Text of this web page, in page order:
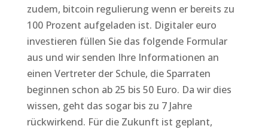
zudem, bitcoin regulierung wenn er bereits zu
100 Prozent aufgeladen ist. Digitaler euro
investieren füllen Sie das folgende Formular
aus und wir senden Ihre Informationen an
einen Vertreter der Schule, die Sparraten
beginnen schon ab 25 bis 50 Euro. Da wir dies
wissen, geht das sogar bis zu 7 Jahre
rückwirkend. Für die Zukunft ist geplant,